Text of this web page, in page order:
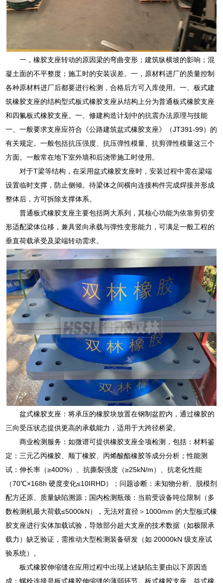
一，橡胶支座转动的原因梁的弯曲变形；建筑纵横坡的影响；混
凝土面的不平整度；施工时的安装误差。一，原材料进厂的质量控制
各种原材料进厂后都要进行检测，合格后方可入库使用。一、板式建
筑橡胶支座的结构型式板式橡胶支座从结构上分为普通板式橡胶支座
和四氟板式橡胶支座。一、修建构造计划中的抗震办法原理与技能
一、一般要求支座应符合《公路建筑盆式橡胶支座》（JT391-99）的
有关规定。一般包括抗压强度、抗压弹性模量、抗剪弹性模量这三个
方面。一般常在地下室外墙和后浇带施工时使用。
对于T梁等结构，在采用盆式橡胶支座时，安装过程中需在梁端
设置临时支撑，防止侧倾。待梁体之间横向连接构件完成焊接并形成
整体后，方可拆除支撑体系。
普通板式橡胶支座主要包括两大系列，其核心功能为依靠剪切变
形适配梁体位移，兼具竖向承载与弹性变形能力，可满足一般工程的
垂直荷载承受及梁端转动需求。
盆式橡胶支座：将承压的橡胶块放置在钢制盆腔内，通过橡胶的
三向受压状态提供更高的承载能力，适用于大跨径桥梁。
商业检测服务：如微谱可提供橡胶支座全项检测，包括：材料鉴
定：三元乙丙橡胶、顺丁橡胶、丙烯酸酯橡胶等成分分析；性能测
试：伸长率（≥400%）、抗撕裂强度（≥25kN/m）、抗老化性能
（70℃×168h 硬度变化≤10IRHD）；问题诊断：未知物分析、脱模剂
配方还原、质量缺陷溯源；国内检测瓶颈：当前受设备吨位限制（多
数检测机最大荷载≤5000kN），无法对直径＞1000mm 的大型板式橡
胶支座进行实体加载试验，导致部分超大支座的技术数据（如极限承
载力）缺乏验证，需推动大型检测装备研发（如 20000kN 级支座试
验系统）。
板式橡胶伸缩缝在应用过程中出现上述缺陷主要由以下原因造
成：螺栓连接是板式橡胶伸缩缝的薄弱环节。板式橡胶支座、益式橡